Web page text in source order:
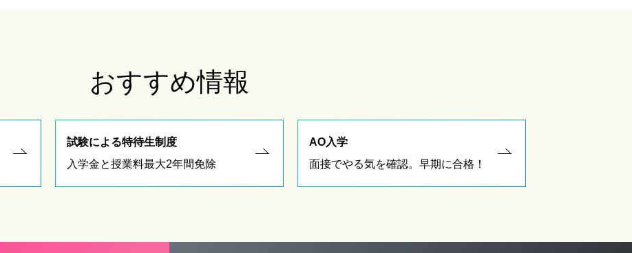
おすすめ情報
試験による特待生制度
入学金と授業料最大2年間免除
AO入学
面接でやる気を確認。早期に合格！